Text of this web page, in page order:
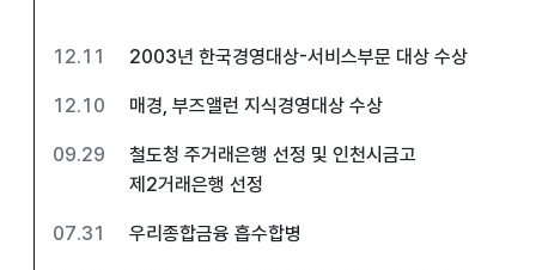
12.11 2003년 한국경영대상-서비스부문 대상 수상
12.10 매경, 부즈앨런 지식경영대상 수상
09.29
철도청 주거래은행 선정 및 인천시금고
제2거래은행 선정
07.31 우리종합금융 흡수합병